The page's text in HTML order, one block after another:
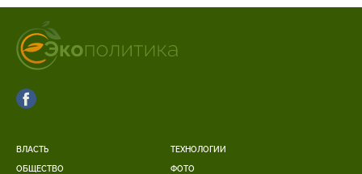
ВЛАСТЬ
ОБЩЕСТВО
ТЕХНОЛОГИИ
ФОТО